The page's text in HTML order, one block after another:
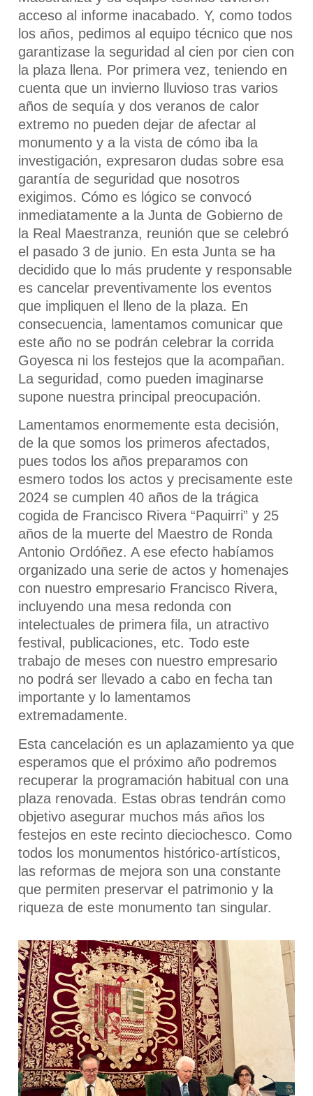
acceso al informe inacabado. Y, como todos
los años, pedimos al equipo técnico que nos
garantizase la seguridad al cien por cien con
la plaza llena. Por primera vez, teniendo en
cuenta que un invierno lluvioso tras varios
años de sequía y dos veranos de calor
extremo no pueden dejar de afectar al
monumento y a la vista de cómo iba la
investigación, expresaron dudas sobre esa
garantía de seguridad que nosotros
exigimos. Cómo es lógico se convocó
inmediatamente a la Junta de Gobierno de
la Real Maestranza, reunión que se celebró
el pasado 3 de junio. En esta Junta se ha
decidido que lo más prudente y responsable
es cancelar preventivamente los eventos
que impliquen el lleno de la plaza. En
consecuencia, lamentamos comunicar que
este año no se podrán celebrar la corrida
Goyesca ni los festejos que la acompañan.
La seguridad, como pueden imaginarse
supone nuestra principal preocupación.
Lamentamos enormemente esta decisión,
de la que somos los primeros afectados,
pues todos los años preparamos con
esmero todos los actos y precisamente este
2024 se cumplen 40 años de la trágica
cogida de Francisco Rivera “Paquirri” y 25
años de la muerte del Maestro de Ronda
Antonio Ordóñez. A ese efecto habíamos
organizado una serie de actos y homenajes
con nuestro empresario Francisco Rivera,
incluyendo una mesa redonda con
intelectuales de primera fila, un atractivo
festival, publicaciones, etc. Todo este
trabajo de meses con nuestro empresario
no podrá ser llevado a cabo en fecha tan
importante y lo lamentamos
extremadamente.
Esta cancelación es un aplazamiento ya que
esperamos que el próximo año podremos
recuperar la programación habitual con una
plaza renovada. Estas obras tendrán como
objetivo asegurar muchos más años los
festejos en este recinto dieciochesco. Como
todos los monumentos histórico-artísticos,
las reformas de mejora son una constante
que permiten preservar el patrimonio y la
riqueza de este monumento tan singular.